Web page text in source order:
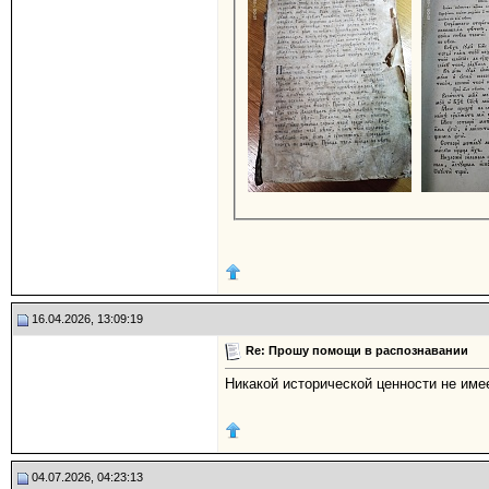
16.04.2026, 13:09:19
Re: Прошу помощи в распознавании
Никакой исторической ценности не
04.07.2026, 04:23:13